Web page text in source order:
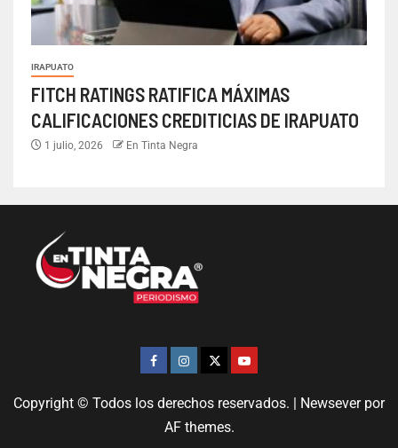
IRAPUATO
FITCH RATINGS RATIFICA MÁXIMAS
CALIFICACIONES CREDITICIAS DE IRAPUATO
1 julio, 2026 En Tinta Negra
Copyright © Todos los derechos reservados. Newseverpor
AF themes.